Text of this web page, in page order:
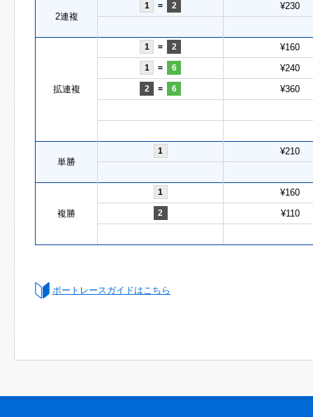
2連複
1 = 2 ¥230
拡連複
1 = 2 ¥160
1 = 6 ¥240
2 = 6 ¥360
単勝
1 ¥210
複勝
1 ¥160
2 ¥110
ボートレースガイドはこちら